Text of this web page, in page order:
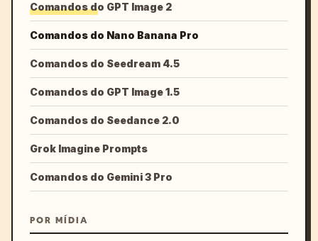
Comandos do GPT Image 2
Comandos do Nano Banana Pro
Comandos do Seedream 4.5
Comandos do GPT Image 1.5
Comandos do Seedance 2.0
Grok Imagine Prompts
Comandos do Gemini 3 Pro
POR MÍDIA